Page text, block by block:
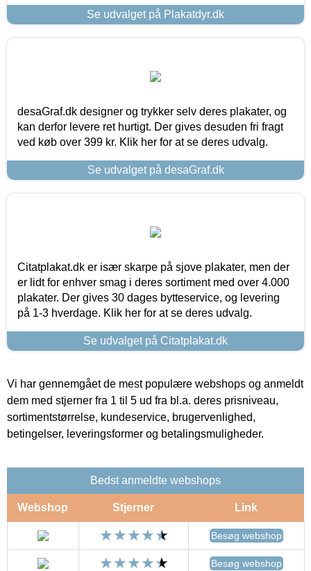
Se udvalget på Plakatdyr.dk
desaGraf.dk designer og trykker selv deres plakater, og
kan derfor levere ret hurtigt. Der gives desuden fri fragt
ved køb over 399 kr. Klik her for at se deres udvalg.
Se udvalget på desaGraf.dk
Citatplakat.dk er især skarpe på sjove plakater, men der
er lidt for enhver smag i deres sortiment med over 4.000
plakater. Der gives 30 dages bytteservice, og levering
på 1-3 hverdage. Klik her for at se deres udvalg.
Se udvalget på Citatplakat.dk
Vi har gennemgået de mest populære webshops og anmeldt
dem med stjerner fra 1 til 5 ud fra bl.a. deres prisniveau,
sortimentstørrelse, kundeservice, brugervenlighed,
betingelser, leveringsformer og betalingsmuligheder.
Bedst anmeldte webshops
Webshop Stjerner Link
Besøg webshop
Besøg webshop